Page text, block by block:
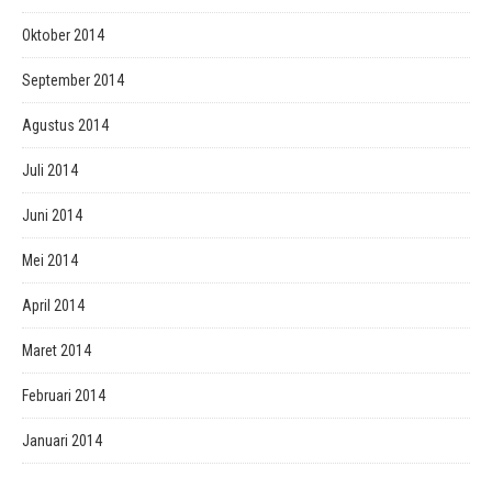
Oktober 2014
September 2014
Agustus 2014
Juli 2014
Juni 2014
Mei 2014
April 2014
Maret 2014
Februari 2014
Januari 2014